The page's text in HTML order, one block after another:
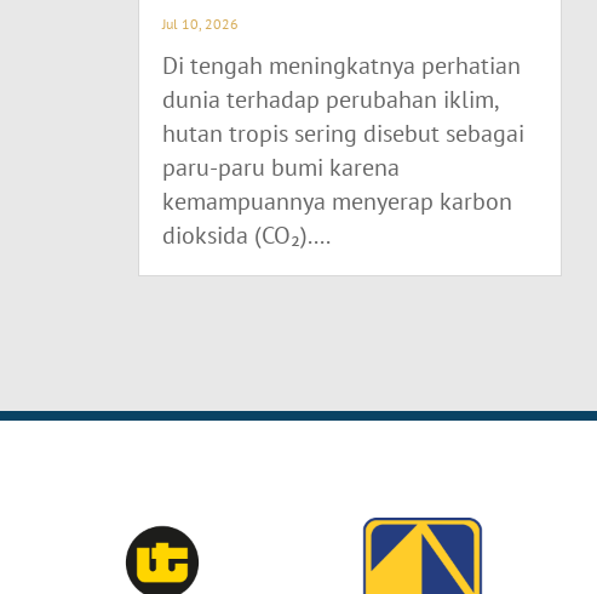
Jul 10, 2026
Di tengah meningkatnya perhatian
dunia terhadap perubahan iklim,
hutan tropis sering disebut sebagai
paru-paru bumi karena
kemampuannya menyerap karbon
dioksida (CO₂)....